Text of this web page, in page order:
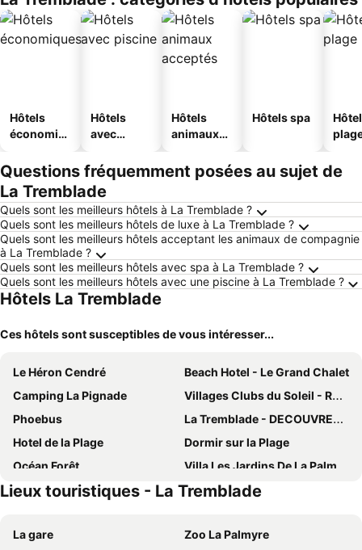
Hôtels
économiq
Hôtels
avec
Hôtels
animaux
Hôtels spa
Questions fréquemment posées au sujet de
La Tremblade
Quels sont les meilleurs hôtels à La Tremblade ?
Quels sont les meilleurs hôtels de luxe à La Tremblade ?
Quels sont les meilleurs hôtels acceptant les animaux de compagnie
à La Tremblade ?
Quels sont les meilleurs hôtels avec spa à La Tremblade ?
Quels sont les meilleurs hôtels avec une piscine à La Tremblade ?
Hôtels La Tremblade
Ces hôtels sont susceptibles de vous intéresser...
Le Héron Cendré
Beach Hotel - Le Grand Chalet
Camping La Pignade
Villages Clubs du Soleil - RONCE LES BAINS
Phoebus
La Tremblade - DECOUVREZ ce MOBIL-HOME sur un TERRAIN PRIVE
Hotel de la Plage
Dormir sur la Plage
Océan Forêt
Villa Les Jardins De La Palmyre 2
Holiday House In Mathes Near Royan
Résidence Lagrange Classic Le Clos Des Chênes
ibis Styles Marennes Oleron
La Ferme Antoinette
Lieux touristiques - La Tremblade
La gare
Zoo La Palmyre